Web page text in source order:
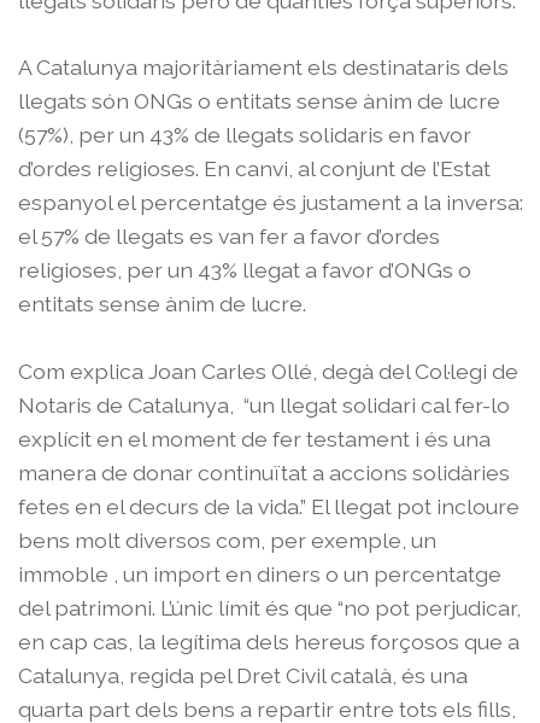
A Catalunya majoritàriament els destinataris dels
llegats són ONGs o entitats sense ànim de lucre
(57%), per un 43% de llegats solidaris en favor
d’ordes religioses. En canvi, al conjunt de l’Estat
espanyol el percentatge és justament a la inversa:
el 57% de llegats es van fer a favor d’ordes
religioses, per un 43% llegat a favor d’ONGs o
entitats sense ànim de lucre.
Com explica Joan Carles Ollé, degà del Col·legi de
Notaris de Catalunya, “un llegat solidari cal fer-lo
explícit en el moment de fer testament i és una
manera de donar continuïtat a accions solidàries
fetes en el decurs de la vida.” El llegat pot incloure
bens molt diversos com, per exemple, un
immoble , un import en diners o un percentatge
del patrimoni. L’únic límit és que “no pot perjudicar,
en cap cas, la legítima dels hereus forçosos que a
Catalunya, regida pel Dret Civil català, és una
quarta part dels bens a repartir entre tots els fills,